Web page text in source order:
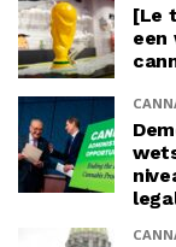
[Le
een